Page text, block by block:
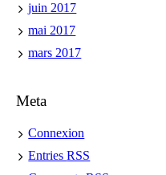
juin 2017
mai 2017
mars 2017
Meta
Connexion
EntriesRSS